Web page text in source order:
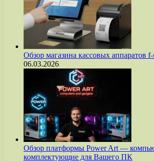
Обзор магазина кассовых аппаратов f-
06.03.2026
Обзор платформы Power Art —
комплектующие для Вашего ПК